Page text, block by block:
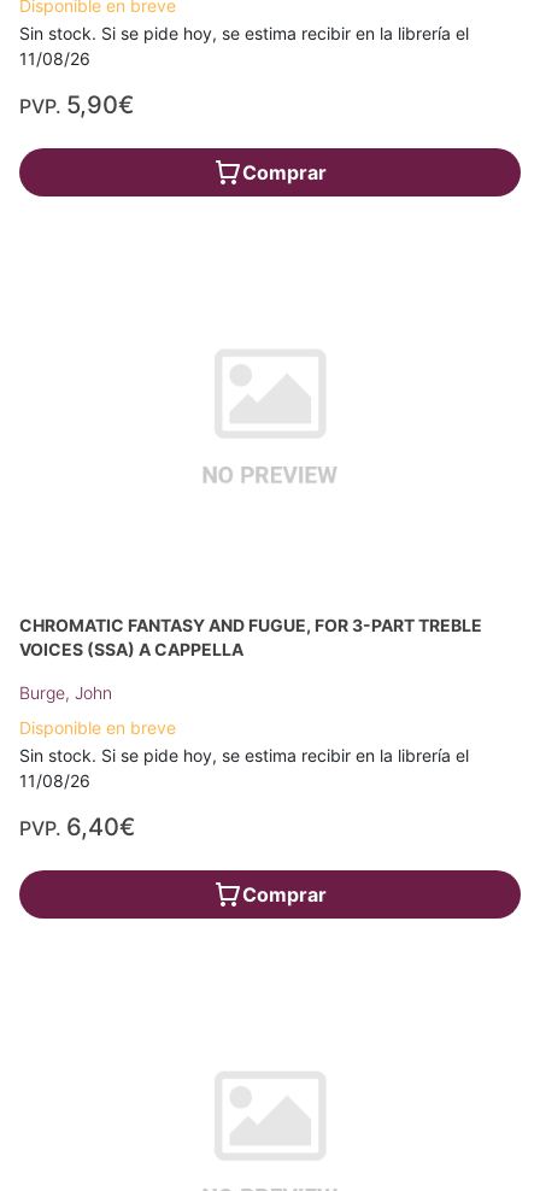
Disponible en breve
Sin stock. Si se pide hoy, se estima recibir en la librería el
11/08/26
PVP. 5,90€
Comprar
CHROMATIC FANTASY AND FUGUE, FOR 3-PART TREBLE
VOICES (SSA) A CAPPELLA
Burge, John
Disponible en breve
Sin stock. Si se pide hoy, se estima recibir en la librería el
11/08/26
PVP. 6,40€
Comprar